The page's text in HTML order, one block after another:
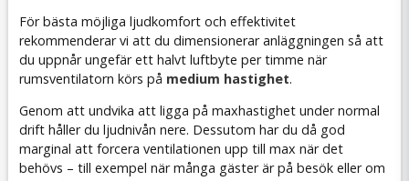
För bästa möjliga ljudkomfort och effektivitet
rekommenderar vi att du dimensionerar anläggningen så att
du uppnår ungefär ett halvt luftbyte per timme när
rumsventilatorn körs på medium hastighet.
Genom att undvika att ligga på maxhastighet under normal
drift håller du ljudnivån nere. Dessutom har du då god
marginal att forcera ventilationen upp till max när det
behövs – till exempel när många gäster är på besök eller om